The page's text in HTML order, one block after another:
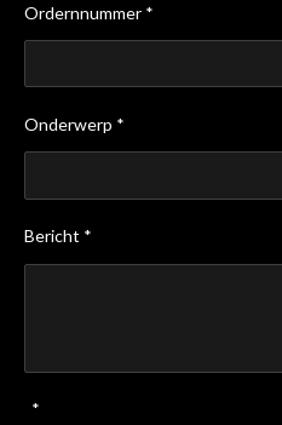
Ordernnummer *
Onderwerp *
Bericht *
*